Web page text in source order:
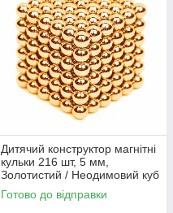
Дитячий конструктор магнітні
кульки 216 шт, 5 мм,
Золотистий / Неодимовий куб
в коробочці / Неокуб (Neo
Cube)
Готово до відправки